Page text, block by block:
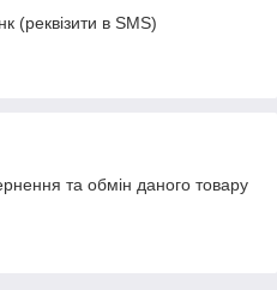
(реквізити в SMS)
та обмін даного товару